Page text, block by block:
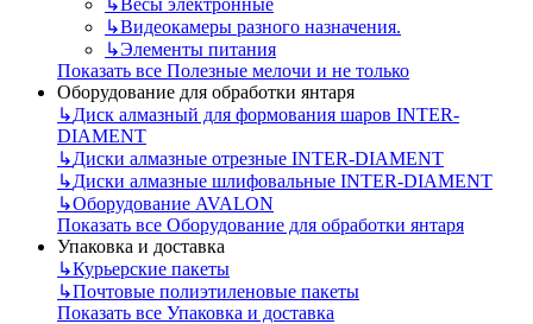
↳Видеокамеры разного назначения.
↳Элементы питания
Показать все Полезные мелочи и не только
Оборудование для обработки янтаря
↳Диск алмазный для формования шаров INTER-
DIAMENT
↳Диски алмазные отрезные INTER-DIAMENT
↳Диски алмазные шлифовальные INTER-DIAMENT
↳Оборудование AVALON
Показать все Оборудование для обработки янтаря
Упаковка и доставка
↳Курьерские пакеты
↳Почтовые полиэтиленовые пакеты
Показать все Упаковка и доставка